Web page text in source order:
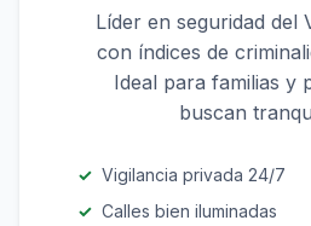
Líder en seguridad del
con índices de
Ideal para familias y
buscan
Vigilancia privada 24/7
Calles bien iluminadas